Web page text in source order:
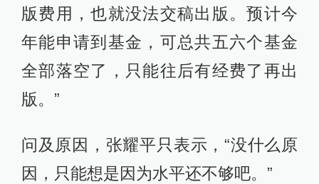
版费用，也就没法交稿出版。预计今
年能申请到基金，可总共五六个基金
全部落空了，只能往后有经费了再出
版。”
问及原因，张耀平只表示，“没什么原
因，只能想是因为水平还不够吧。”